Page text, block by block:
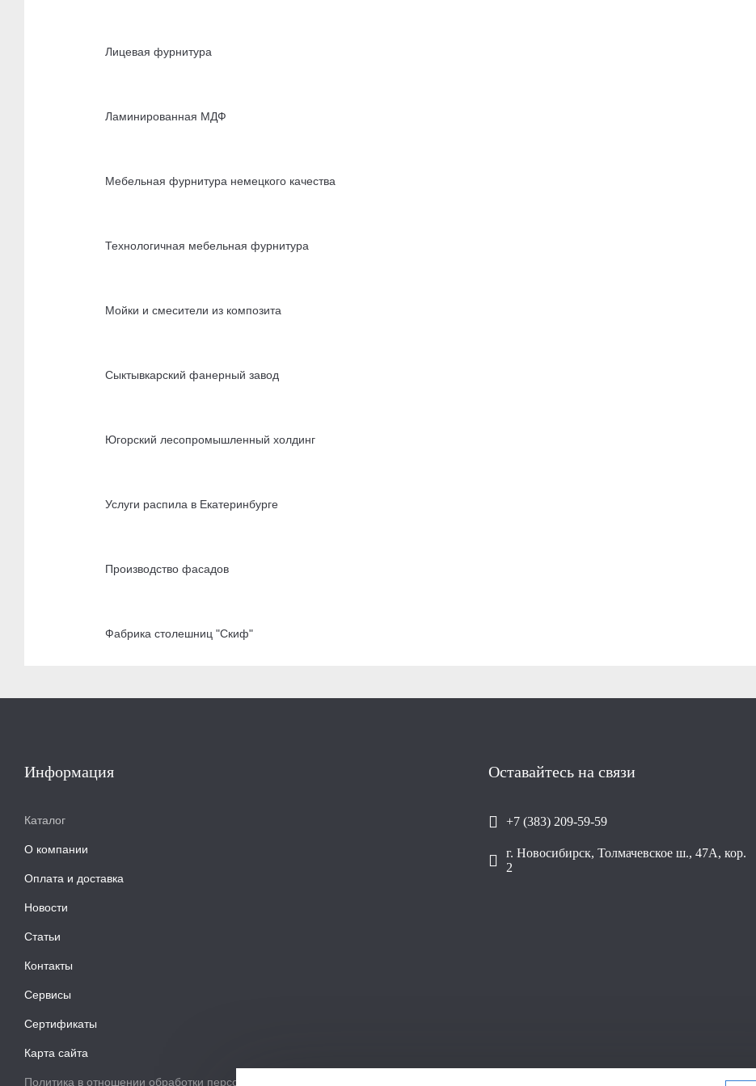
Лицевая фурнитура
Ламинированная МДФ
Мебельная фурнитура немецкого качества
Технологичная мебельная фурнитура
Мойки и смесители из композита
Сыктывкарский фанерный завод
Югорский лесопромышленный холдинг
Услуги распила в Екатеринбурге
Производство фасадов
Фабрика столешниц "Скиф"
Информация
Каталог
О компании
Оплата и доставка
Новости
Статьи
Контакты
Сервисы
Сертификаты
Карта сайта
Политика в отношении обработки персональных данных
Оставайтесь на связи
+7 (383) 209-59-59
г. Новосибирск, Толмачевское ш., 47А, кор.
2
ООО